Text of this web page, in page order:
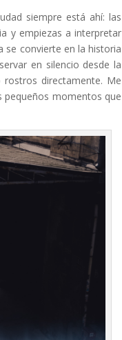
siempre está ahí: las
y empiezas a interpretar
se convierte en la historia
en silencio desde la
directamente. Me
pequeños momentos que